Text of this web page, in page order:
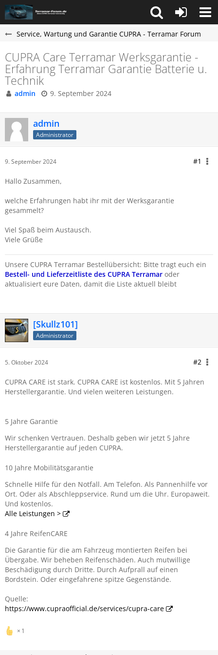
Service, Wartung und Garantie CUPRA - Terramar Forum
CUPRA Care Terramar Werksgarantie -
Erfahrung Terramar Garantie Batterie u.
Technik
admin 9. September 2024
admin
Administrator
9. September 2024 #1
Hallo Zusammen,
welche Erfahrungen habt ihr mit der Werksgarantie
gesammelt?
Viel Spaß beim Austausch.
Viele Grüße
Unsere CUPRA Terramar Bestellübersicht: Bitte tragt euch ein
Bestell- und Lieferzeitliste des CUPRA Terramar oder
aktualisiert eure Daten, damit die Liste aktuell bleibt
[Skullz101]
Administrator
5. Oktober 2024 #2
CUPRA CARE ist stark. CUPRA CARE ist kostenlos. Mit 5 Jahren
Herstellergarantie. Und vielen weiteren Leistungen.
5 Jahre Garantie
Wir schenken Vertrauen. Deshalb geben wir jetzt 5 Jahre
Herstellergarantie auf jeden CUPRA.
10 Jahre Mobilitätsgarantie
Schnelle Hilfe für den Notfall. Am Telefon. Als Pannenhilfe vor
Ort. Oder als Abschleppservice. Rund um die Uhr. Europaweit.
Und kostenlos.
Alle Leistungen >
4 Jahre ReifenCARE
Die Garantie für die am Fahrzeug montierten Reifen bei
Übergabe. Wir beheben Reifenschäden. Auch mutwillige
Beschädigung durch Dritte. Durch Aufprall auf einen
Bordstein. Oder eingefahrene spitze Gegenstände.
Quelle:
https://www.cupraofficial.de/services/cupra-care
1